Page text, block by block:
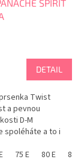
SPIRIT
DETAIL
Twist
a pevnou
D-M
spoléháte a to i
75 E 80 E 85 E